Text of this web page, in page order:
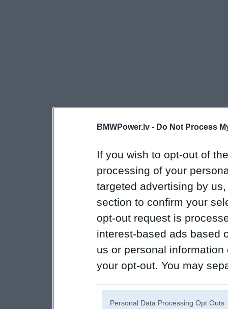
BMWPower.lv - Do Not Process
If you wish to opt-out of
processing of your
targeted advertising by
section to confirm your
opt-out request is
interest-based ads based
us or personal
your opt-out. You may
Personal Data Processing Opt Outs